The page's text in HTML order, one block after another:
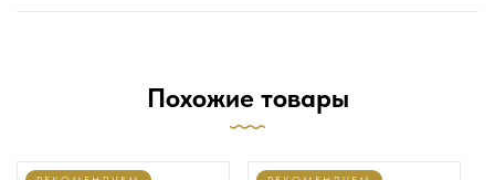
Похожие товары